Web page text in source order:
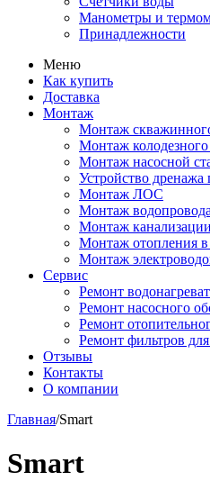
Манометры и
Принадлежности
Меню
Как купить
Доставка
Монтаж
Монтаж
Монтаж колодезного
Монтаж насосной
Устройство
Монтаж ЛОС
Монтаж водопровода
Монтаж канализации
Монтаж отопления
Монтаж
Сервис
Ремонт
Ремонт насосного
Ремонт
Ремонт фильтров
Отзывы
Контакты
О компании
Главная/Smart
Smart